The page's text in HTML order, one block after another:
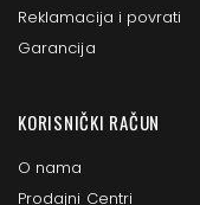
Reklamacija i povrati
Garancija
KORISNIČKI RAČUN
O nama
Prodajni Centri